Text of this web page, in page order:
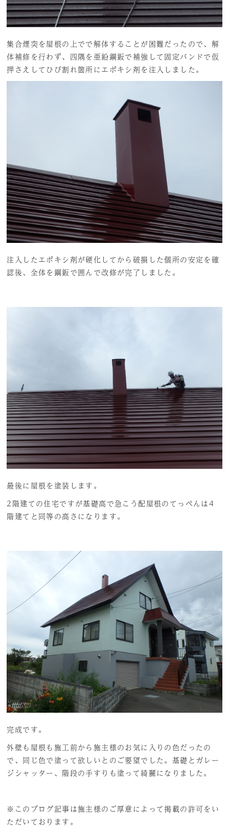
集合煙突を屋根の上でで解体することが困難だったので、解
体補修を行わず、四隅を亜鉛鋼鈑で補強して固定バンドで仮
押さえしてひび割れ箇所にエポキシ剤を注入しました。
注入したエポキシ剤が硬化してから破損した個所の安定を確
認後、全体を鋼鈑で囲んで改修が完了しました。
最後に屋根を塗装します。
2階建ての住宅ですが基礎高で急こう配屋根のてっぺんは4
階建てと同等の高さになります。
完成です。
外壁も屋根も施工前から施主様のお気に入りの色だったの
で、同じ色で塗って欲しいとのご要望でした。基礎とガレー
ジシャッター、階段の手すりも塗って綺麗になりました。
※このブログ記事は施主様のご厚意によって掲載の許可をい
ただいております。